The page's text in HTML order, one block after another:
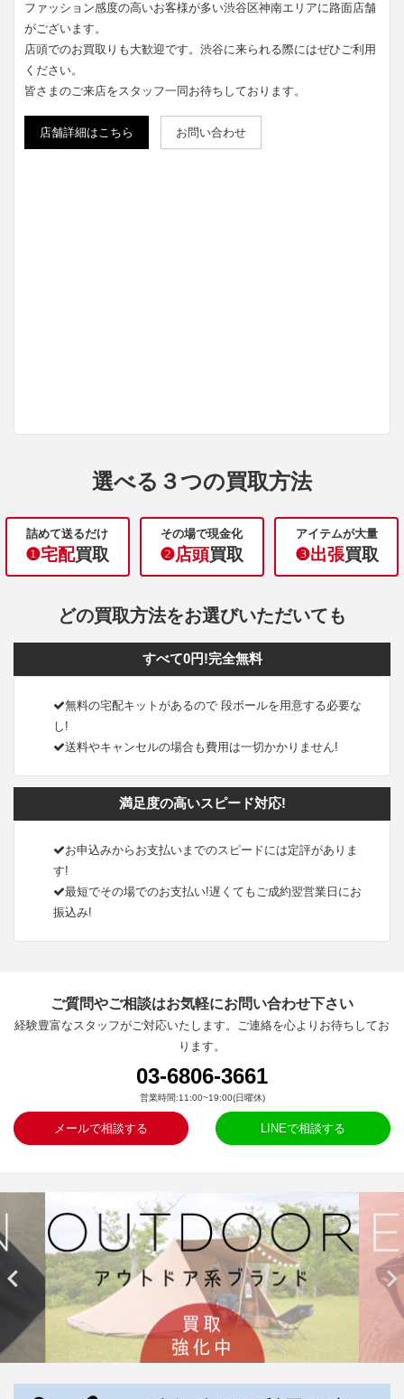
ファッション感度の高いお客様が多い渋谷区神南エリアに路面店舗
がございます。
店頭でのお買取りも大歓迎です。渋谷に来られる際にはぜひご利用
ください。
皆さまのご来店をスタッフ一同お待ちしております。
店舗詳細はこちら お問い合わせ
選べる３つの買取方法
詰めて送るだけ
❶宅配買取
その場で現金化
❷店頭買取
アイテムが大量
❸出張買取
どの買取方法をお選びいただいても
すべて0円!完全無料
無料の宅配キットがあるので 段ボールを用意する必要な
し!
送料やキャンセルの場合も費用は一切かかりません!
満足度の高いスピード対応!
お申込みからお支払いまでのスピードには定評がありま
す!
最短でその場でのお支払い!遅くてもご成約翌営業日にお
振込み!
ご質問やご相談はお気軽にお問い合わせ下さい
経験豊富なスタッフがご対応いたします。ご連絡を心よりお待ちしてお
ります。
03-6806-3661
営業時間:11:00~19:00(日曜休)
メールで相談する LINEで相談する
 